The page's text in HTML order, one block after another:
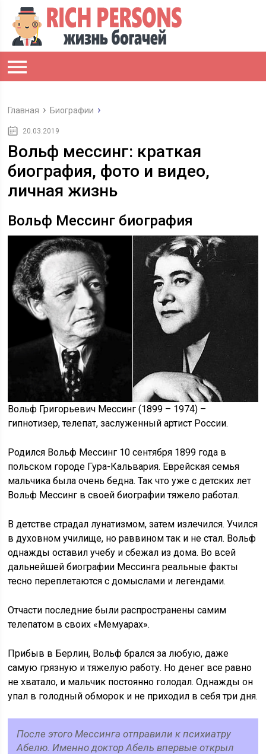
Главная Биографии
20.03.2019
Вольф мессинг: краткая
биография, фото и видео,
личная жизнь
Вольф Мессинг биография
Вольф Григорьевич Мессинг (1899 – 1974) –
гипнотизер, телепат, заслуженный артист России.
Родился Вольф Мессинг 10 сентября 1899 года в
польском городе Гура-Кальвария. Еврейская семья
мальчика была очень бедна. Так что уже с детских лет
Вольф Мессинг в своей биографии тяжело работал.
В детстве страдал лунатизмом, затем излечился. Учился
в духовном училище, но раввином так и не стал. Вольф
однажды оставил учебу и сбежал из дома. Во всей
дальнейшей биографии Мессинга реальные факты
тесно переплетаются с домыслами и легендами.
Отчасти последние были распространены самим
телепатом в своих «Мемуарах».
Прибыв в Берлин, Вольф брался за любую, даже
самую грязную и тяжелую работу. Но денег все равно
не хватало, и мальчик постоянно голодал. Однажды он
упал в голодный обморок и не приходил в себя три дня.
После этого Мессинга отправили к психиатру
Абелю. Именно доктор Абель впервые открыл